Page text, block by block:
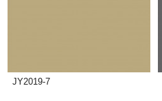
JY2019-7